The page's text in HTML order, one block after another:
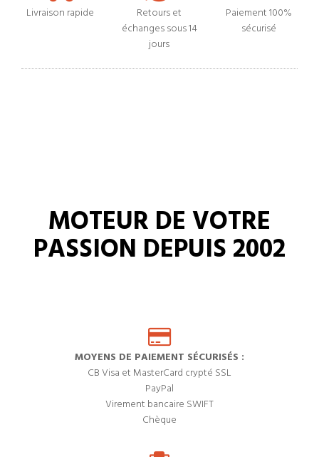
Livraison rapide
Retours et
échanges sous 14
jours
Paiement 100%
sécurisé
MOTEUR DE VOTRE
PASSION DEPUIS 2002
MOYENS DE PAIEMENT SÉCURISÉS :
CB Visa et MasterCard crypté SSL
PayPal
Virement bancaire SWIFT
Chèque